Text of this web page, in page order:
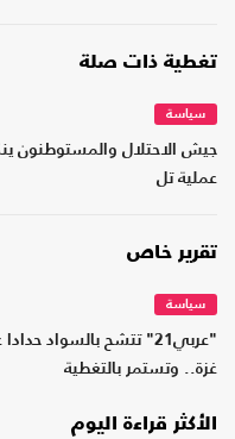
تغطية ذات صلة
سياسة
جيش الاحتلال والمستوطنون
عملية تل
تقرير خاص
سياسة
"عربي21" تتشح بالسواد
غزة.. وتستمر بالتغطية
الأكثر قراءة اليوم